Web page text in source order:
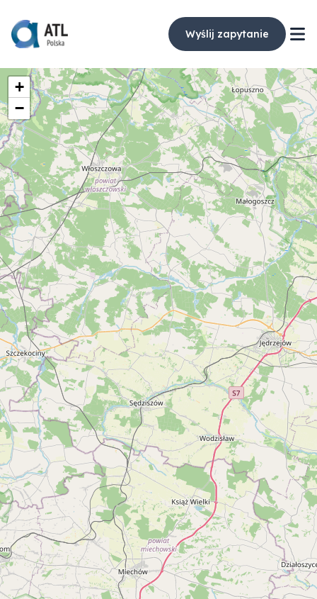
Wyślij zapytanie
+
−